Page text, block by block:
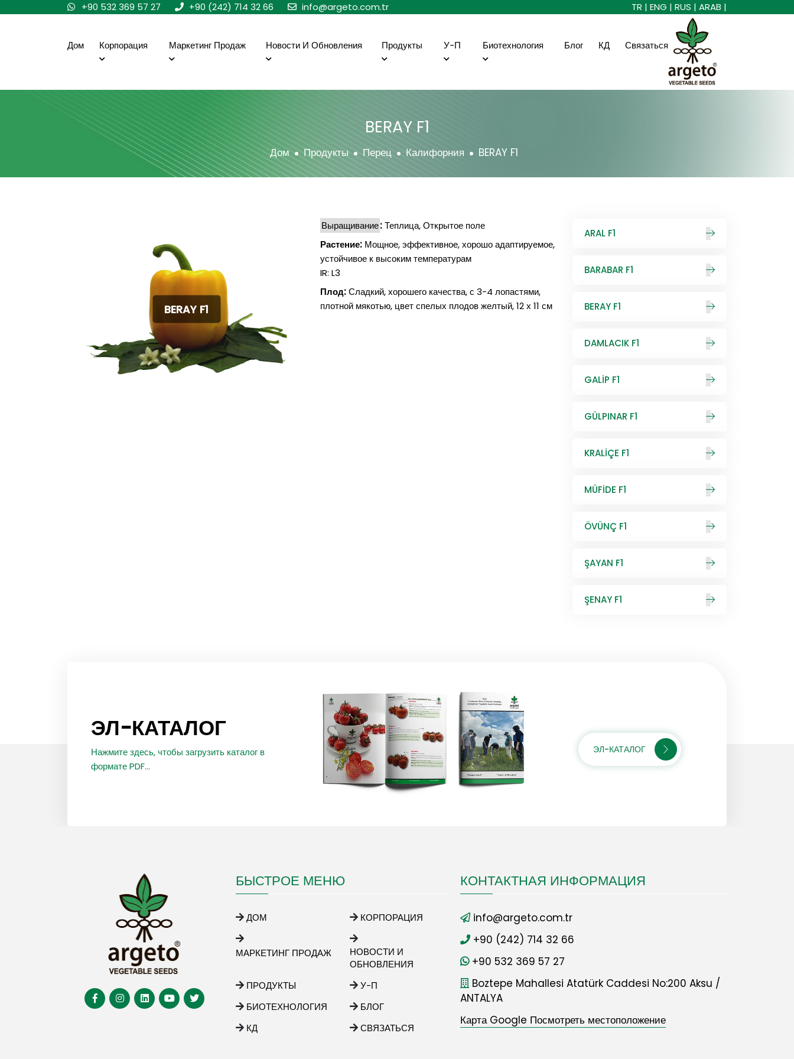
+90 532 369 57 27 +90 (242) 714 32 66 info@argeto.com.tr TR | ENG | RUS | ARAB |
Дом Корпорация Маркетинг Продаж Новости И Обновления Продукты У-П Биотехнология Блог КД Связаться
BERAY F1
Дом Продукты Перец Калифорния BERAY F1
BERAY F1
Выращивание:Теплица, Открытое поле
Растение:Мощное, эффективное, хорошо адаптируемое,
устойчивое к высоким температурам
IR: L3
Плод:Сладкий, хорошего качества, с 3-4 лопастями,
плотной мякотью, цвет спелых плодов желтый, 12 х 11 см
ARAL F1
BARABAR F1
BERAY F1
DAMLACIK F1
GALİP F1
GÜLPINAR F1
KRALİÇE F1
MÜFİDE F1
ÖVÜNÇ F1
ŞAYAN F1
ŞENAY F1
ЭЛ-КАТАЛОГ
Нажмите здесь, чтобы загрузить каталог в
формате PDF...
ЭЛ-КАТАЛОГ
БЫСТРОЕ МЕНЮ
ДОМ КОРПОРАЦИЯ
МАРКЕТИНГ ПРОДАЖ
НОВОСТИ И
ОБНОВЛЕНИЯ
ПРОДУКТЫ
У-П
БИОТЕХНОЛОГИЯ
БЛОГ
КД
СВЯЗАТЬСЯ
КОНТАКТНАЯ ИНФОРМАЦИЯ
info@argeto.com.tr
+90 (242) 714 32 66
+90 532 369 57 27
Boztepe Mahallesi Atatürk Caddesi No:200 Aksu /
ANTALYA
Карта Google Посмотреть местоположение